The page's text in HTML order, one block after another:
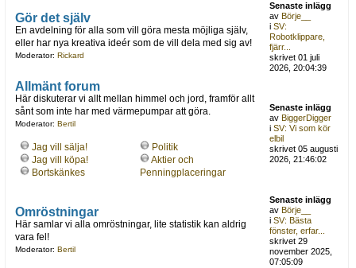
Gör det själv
En avdelning för alla som vill göra mesta möjliga själv,
eller har nya kreativa ideér som de vill dela med sig av!
Moderator: Rickard
Senaste inlägg
avBörje__
iSV:
Robotklippare,
fjärr...
skrivet 01 juli
2026, 20:04:39
Allmänt forum
Här diskuterar vi allt mellan himmel och jord, framför allt
sånt som inte har med värmepumpar att göra.
Moderator: Bertil
Jag vill sälja!
Jag vill köpa!
Bortskänkes
Politik
Aktier och
Penningplaceringar
Senaste inlägg
avBiggerDigger
iSV: Vi som kör
elbil
skrivet 05 augusti
2026, 21:46:02
Omröstningar
Här samlar vi alla omröstningar, lite statistik kan aldrig
vara fel!
Moderator: Bertil
Senaste inlägg
avBörje__
iSV: Bästa
fönster, erfar...
skrivet 29
november 2025,
07:05:09